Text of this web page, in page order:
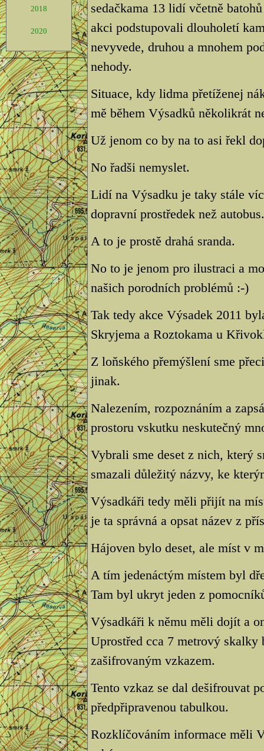
2018
2020
sedačkama 13 lidí včetně
akci podstupovali dlouholetí
nevyvede, druhou a mnohem
nehody.
Situace, kdy lidma přetíženej
mě během Výsadků několikrát
Už jenom co by na to asi řekl
No řadši nemyslet.
Lidí na Výsadku je taky stále
dopravní prostředek než autobus.
A to je prostě drahá sranda.
No to je jenom pro ilustraci a
našich porodních problémů :-)
Tak tedy akce Výsadek 2011
Skryjema a Roztokama u
Z loňského přemýšlení sme
jinak.
Nalezením, rozpoznáním a
prostoru vskutku neskutečný
Vybrali sme deset z nich, který
smazali důležitý názvy, ke
Výsadkáři tedy měli přijít na
je ta správná a opsat název z
Hájoven bylo deset, ale míst v
A tím jedenáctým místem byl
Tam byl ukryt jeden z
Výsadkáři k němu měli dojít a
Uprostřed cca 7 metrový skalky
zašifrovaným vzkazem.
Tento vzkaz se dal dešifrouvat
předpřipravenou tabulkou.
Rozklíčováním informace měli